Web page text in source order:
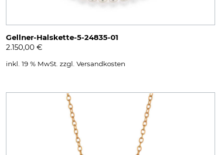
Gellner-Halskette-5-24835-01
2.150,00 €
inkl. 19 % MwSt. zzgl. Versandkosten